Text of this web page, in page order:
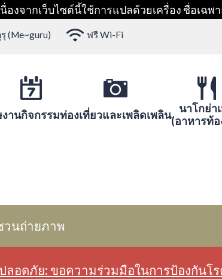
องจากเว็บไซต์นี้ใช้การแปลด้วยเครื่อง ชื่อเฉ
รุ (Me~guru) ฟรี Wi-Fi
งานกิจกรรมท่องเที่ยวและเพลิดเพลิน
นาโกย่า
(อาหารท้
วนถ่ายภาพ
ลอดภัย: ขอความร่วมมือในการป้องกันโ